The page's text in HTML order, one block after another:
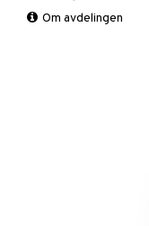
Spesialkniver
Flasker
Tallerkener
Krukker/potter
Om avdelingen